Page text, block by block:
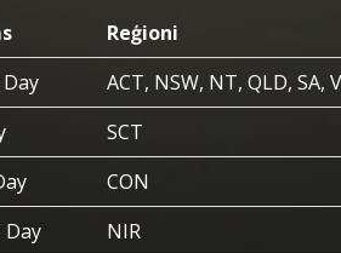
Reģioni
ACT, NSW, NT, QLD, SA,
SCT
CON
Day
NIR